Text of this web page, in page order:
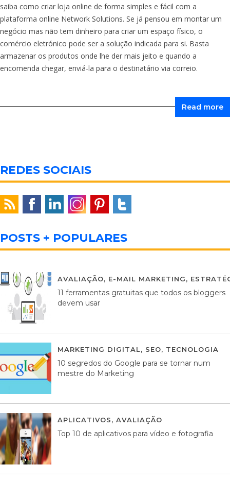
saiba como criar loja online de forma simples e fácil com a
plataforma online Network Solutions. Se já pensou em montar um
negócio mas não tem dinheiro para criar um espaço físico, o
comércio eletrónico pode ser a solução indicada para si. Basta
armazenar os produtos onde lhe der mais jeito e quando a
encomenda chegar, enviá-la para o destinatário via correio.
Read more
REDES SOCIAIS
POSTS + POPULARES
AVALIAÇÃO, E-MAIL MARKETING,
11 ferramentas gratuitas que todos os bloggers
devem usar
MARKETING DIGITAL, SEO, TECNOLOGIA
10 segredos do Google para se tornar num
mestre do Marketing
APLICATIVOS, AVALIAÇÃO
Top 10 de aplicativos para vídeo e fotografia